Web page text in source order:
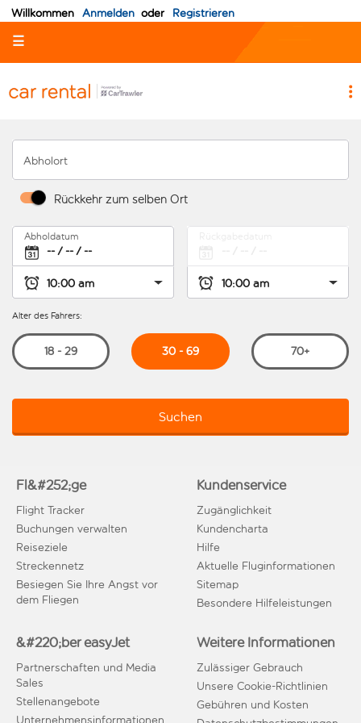
Willkommen Anmelden oder Registrieren
☰
Abholort
Rückkehr zum selben Ort
Abholdatum
Alter des Fahrers:
18 - 29 30 - 69 70+
Suchen
Fl&#252;ge
Flight Tracker
Buchungen verwalten
Reiseziele
Streckennetz
Besiegen Sie Ihre Angst vor
dem Fliegen
Kundenservice
Zugänglichkeit
Kundencharta
Hilfe
Aktuelle Fluginformationen
Sitemap
Besondere Hilfeleistungen
&#220;ber easyJet
Partnerschaften und Media
Sales
Stellenangebote
Unternehmensinformationen
Weitere Informationen
Zulässiger Gebrauch
Unsere Cookie-Richtlinien
Gebühren und Kosten